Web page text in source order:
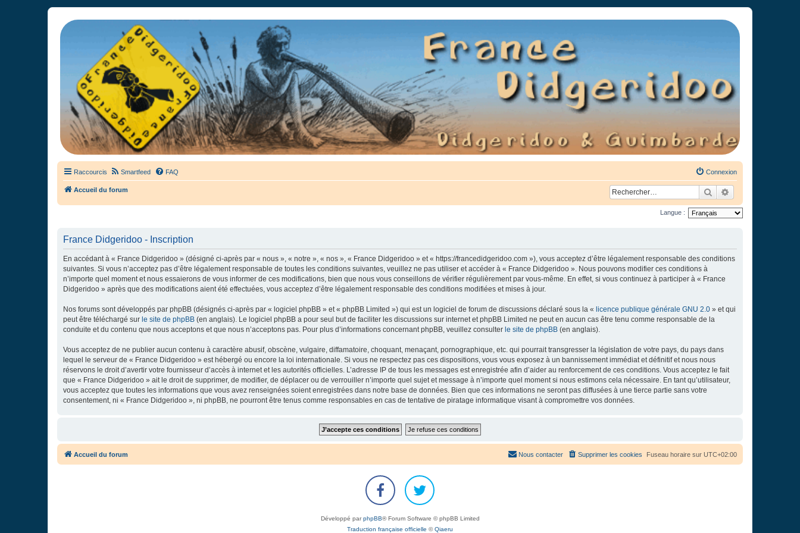
France Didgeridoo
Didgeridoo et Guimbarde sur France Didgeridoo - retrouvez la communauté.
Raccourcis Smartfeed FAQ Connexion
Accueil du forum Rechercher
Langue :
France Didgeridoo - Inscription
En accédant à « France Didgeridoo » (désigné ci-après par « nous », « notre », « nos », « France Didgeridoo » et « https://francedidgeridoo.com »), vous acceptez d’être légalement responsable des conditions
suivantes. Si vous n’acceptez pas d’être légalement responsable de toutes les conditions suivantes, veuillez ne pas utiliser et accéder à « France Didgeridoo ». Nous pouvons modifier ces conditions à
n’importe quel moment et nous essaierons de vous informer de ces modifications, bien que nous vous conseillons de vérifier régulièrement par vous-même. En effet, si vous continuez à participer à « France
Didgeridoo » après que des modifications aient été effectuées, vous acceptez d’être légalement responsable des conditions modifiées et mises à jour.
Nos forums sont développés par phpBB (désignés ci-après par « logiciel phpBB » et « phpBB Limited ») qui est un logiciel de forum de discussions déclaré sous la « licence publique générale GNU 2.0 » et qui
peut être téléchargé sur le site de phpBB (en anglais). Le logiciel phpBB a pour seul but de faciliter les discussions sur internet et phpBB Limited ne peut en aucun cas être tenu comme responsable de la
conduite et du contenu que nous acceptons et que nous n’acceptons pas. Pour plus d’informations concernant phpBB, veuillez consulter le site de phpBB (en anglais).
Vous acceptez de ne publier aucun contenu à caractère abusif, obscène, vulgaire, diffamatoire, choquant, menaçant, pornographique, etc. qui pourrait transgresser la législation de votre pays, du pays dans
lequel le serveur de « France Didgeridoo » est hébergé ou encore la loi internationale. Si vous ne respectez pas ces dispositions, vous vous exposez à un bannissement immédiat et définitif et nous nous
réservons le droit d’avertir votre fournisseur d’accès à internet et les autorités officielles. L’adresse IP de tous les messages est enregistrée afin d’aider au renforcement de ces conditions. Vous acceptez le fait
que « France Didgeridoo » ait le droit de supprimer, de modifier, de déplacer ou de verrouiller n’importe quel sujet et message à n’importe quel moment si nous estimons cela nécessaire. En tant qu’utilisateur,
vous acceptez que toutes les informations que vous avez renseignées soient enregistrées dans notre base de données. Bien que ces informations ne seront pas diffusées à une tierce partie sans votre
consentement, ni « France Didgeridoo », ni phpBB, ne pourront être tenus comme responsables en cas de tentative de piratage informatique visant à compromettre vos données.
Accueil du forum Fuseau horaire sur UTC+02:00
Supprimer les cookies
Nous contacter
Développé parphpBB® Forum Software © phpBB Limited
Traduction française officielle ©Qiaeru